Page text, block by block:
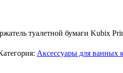
туалетной бумаги Kubix
Аксессуары для ванных